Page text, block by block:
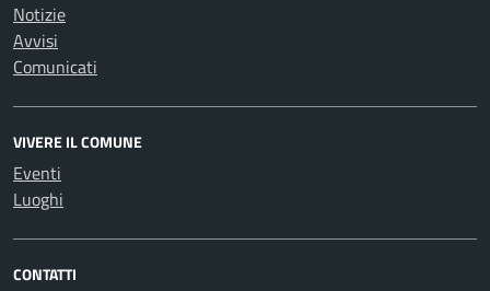
Notizie
Avvisi
Comunicati
VIVERE IL COMUNE
Eventi
Luoghi
CONTATTI